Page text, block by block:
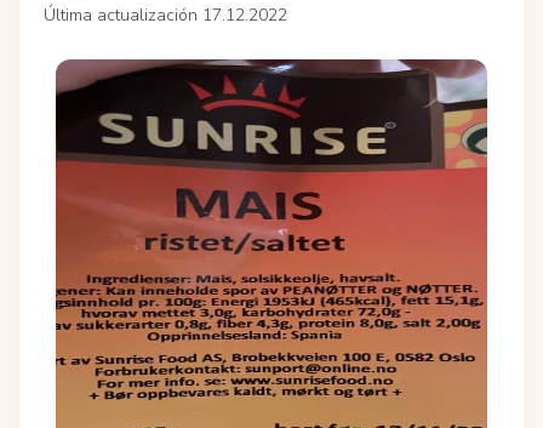
Última actualización 17.12.2022